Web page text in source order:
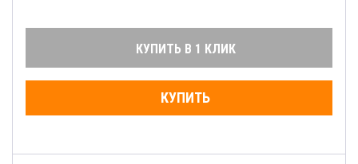
КУПИТЬ В 1 КЛИК
КУПИТЬ